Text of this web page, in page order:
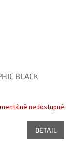
BLACK
nedostupné
DETAIL